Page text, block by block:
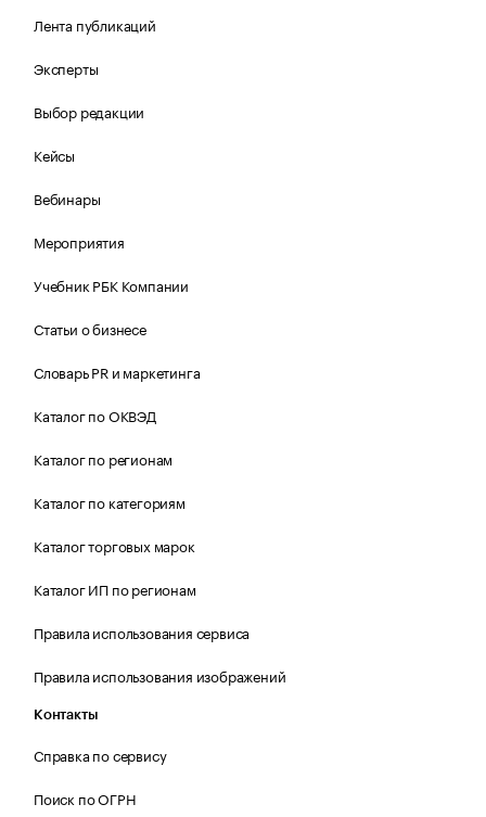
Лента публикаций
Эксперты
Выбор редакции
Кейсы
Вебинары
Мероприятия
Учебник РБК Компании
Статьи о бизнесе
Словарь PR и маркетинга
Каталог по ОКВЭД
Каталог по регионам
Каталог по категориям
Каталог торговых марок
Каталог ИП по регионам
Правила использования сервиса
Правила использования изображений
Контакты
Справка по сервису
Поиск по ОГРН